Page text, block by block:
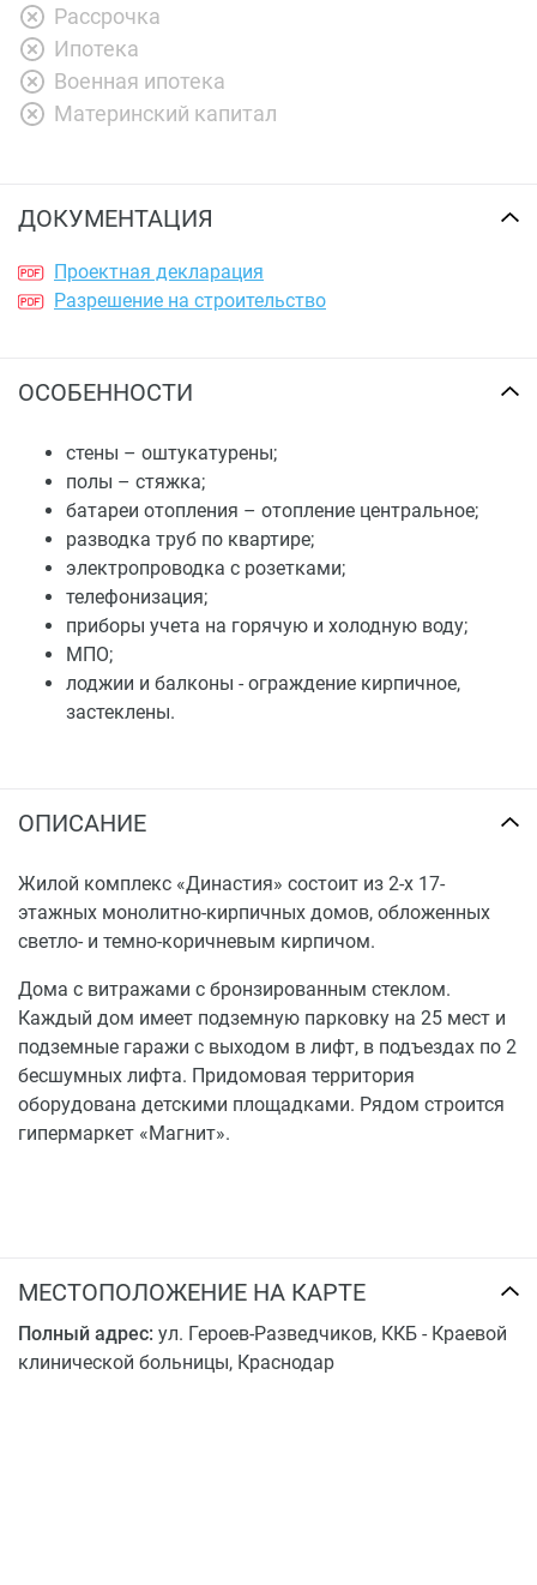
Рассрочка
Ипотека
Военная ипотека
Материнский капитал
ДОКУМЕНТАЦИЯ
Проектная декларация
Разрешение на строительство
ОСОБЕННОСТИ
стены – оштукатурены;
полы – стяжка;
батареи отопления – отопление центральное;
разводка труб по квартире;
электропроводка с розетками;
телефонизация;
приборы учета на горячую и холодную воду;
МПО;
лоджии и балконы - ограждение кирпичное,
застеклены.
ОПИСАНИЕ
Жилой комплекс «Династия» состоит из 2-х 17-
этажных монолитно-кирпичных домов, обложенных
светло- и темно-коричневым кирпичом.
Дома с витражами с бронзированным стеклом.
Каждый дом имеет подземную парковку на 25 мест и
подземные гаражи с выходом в лифт, в подъездах по 2
бесшумных лифта. Придомовая территория
оборудована детскими площадками. Рядом строится
гипермаркет «Магнит».
МЕСТОПОЛОЖЕНИЕ НА КАРТЕ
Полный адрес: ул. Героев-Разведчиков, ККБ - Краевой
клинической больницы, Краснодар